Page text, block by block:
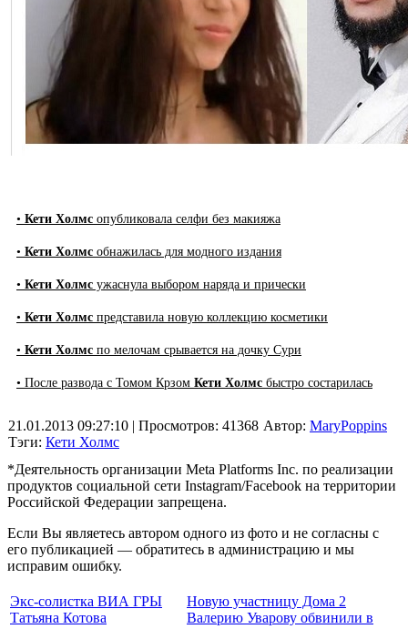
• Кети Холмс опубликовала селфи без макияжа
• Кети Холмс обнажилась для модного издания
• Кети Холмс ужаснула выбором наряда и прически
• Кети Холмс представила новую коллекцию косметики
• Кети Холмс по мелочам срывается на дочку Сури
• После развода с Томом Крзом Кети Холмс быстро состарилась
21.01.2013 09:27:10 | Просмотров: 41368
Тэги: Кети Холмс
Автор: MaryPoppins
*Деятельность организации Meta Platforms Inc. по реализации
продуктов социальной сети Instagram/Facebook на территории
Российской Федерации запрещена.
Если Вы являетесь автором одного из фото и не согласны с
его публикацией — обратитесь в администрацию и мы
исправим ошибку.
Экс-солистка ВИА ГРЫ
Татьяна Котова
Новую участницу Дома 2
Валерию Уварову обвинили в